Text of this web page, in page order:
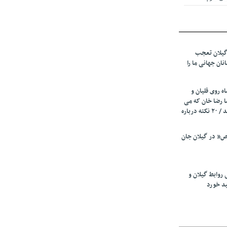
حمایتی
مشخص شد
از مراجع رسمی
ایران و
کشاورزان
تعجب
جهانی ما را
روی قلیان و
رضا خان که می
رفت همه شاد بودند / ۲۰ نکته درباره
در گیلان جان
روابط گیلان و
خورد